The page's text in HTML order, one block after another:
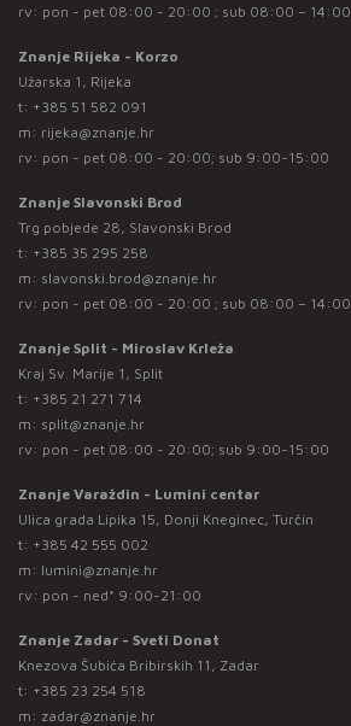
rv: pon - pet 08:00 - 20:00 ; sub 08:00 – 14:00
Znanje Rijeka - Korzo
Užarska 1, Rijeka
t: +385 51 582 091
m: rijeka@znanje.hr
rv: pon - pet 08:00 - 20:00; sub 9:00-15:00
Znanje Slavonski Brod
Trg pobjede 28, Slavonski Brod
t: +385 35 295 258
m: slavonski.brod@znanje.hr
rv: pon - pet 08:00 - 20:00 ; sub 08:00 – 14:00
Znanje Split - Miroslav Krleža
Kraj Sv. Marije 1, Split
t: +385 21 271 714
m: split@znanje.hr
rv: pon - pet 08:00 - 20:00; sub 9:00-15:00
Znanje Varaždin - Lumini centar
Ulica grada Lipika 15, Donji Kneginec, Turčin
t: +385 42 555 002
m: lumini@znanje.hr
rv: pon - ned* 9:00-21:00
Znanje Zadar - Sveti Donat
Knezova Šubića Bribirskih 11, Zadar
t: +385 23 254 518
m: zadar@znanje.hr